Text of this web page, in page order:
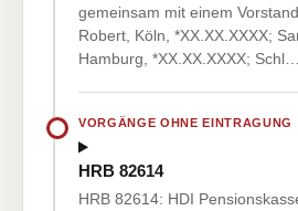
gemeinsam mit einem
Robert, Köln, *XX.XX.XXXX;
Hamburg, *XX.XX.XXXX; Schl…
VORGÄNGE OHNE EINTRAGUNG
HRB 82614
HRB 82614: HDI